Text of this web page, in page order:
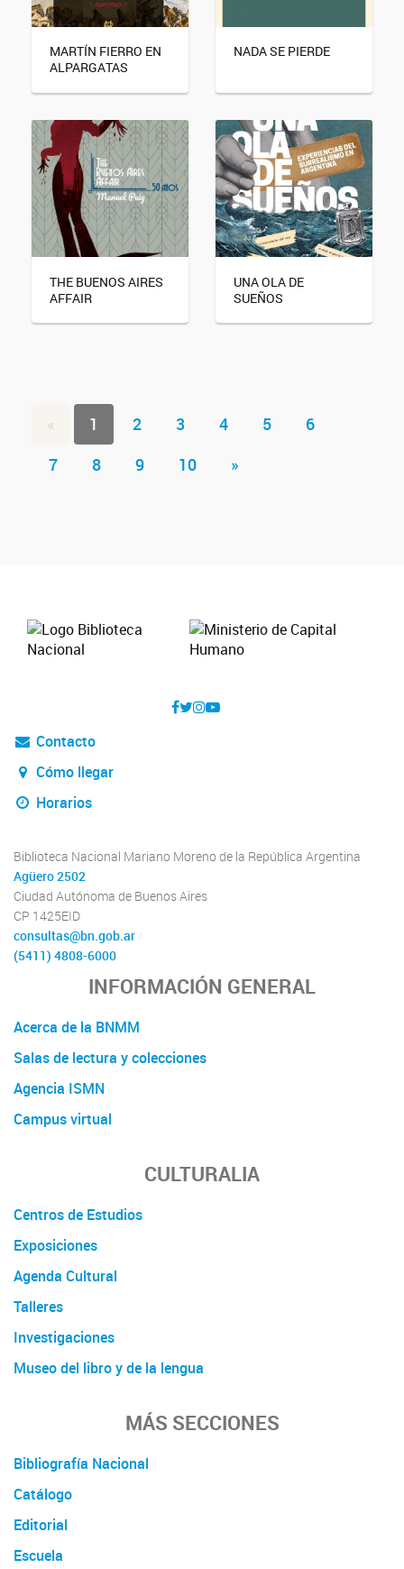
MARTÍN FIERRO EN
ALPARGATAS
NADA SE PIERDE
THE BUENOS AIRES
AFFAIR
UNA OLA DE
SUEÑOS
« 1 2 3 4 5
6
7
8 9 10 »
Contacto
Cómo llegar
Horarios
Biblioteca Nacional Mariano Moreno de la República Argentina
Agüero 2502
Ciudad Autónoma de Buenos Aires
CP 1425EID
consultas@bn.gob.ar
(5411) 4808-6000
INFORMACIÓN GENERAL
Acerca de la BNMM
Salas de lectura y colecciones
Agencia ISMN
Campus virtual
CULTURALIA
Centros de Estudios
Exposiciones
Agenda Cultural
Talleres
Investigaciones
Museo del libro y de la lengua
MÁS SECCIONES
Bibliografía Nacional
Catálogo
Editorial
Escuela